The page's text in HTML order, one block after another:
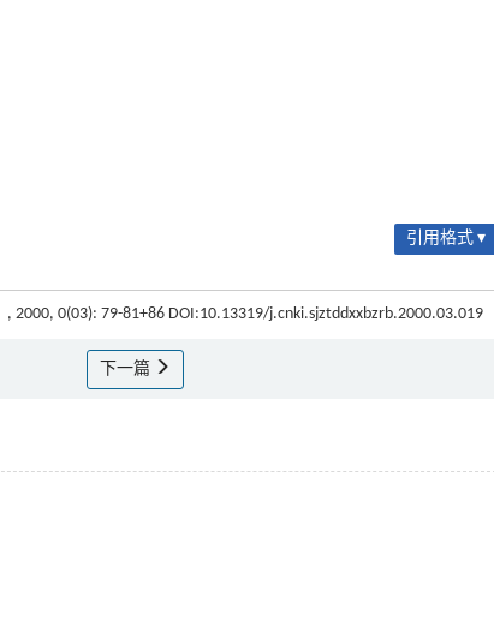
引用格式 ▾
, 2000, 0(03): 79-81+86 DOI:10.13319/j.cnki.sjztddxxbzrb.2000.03.019
下一篇